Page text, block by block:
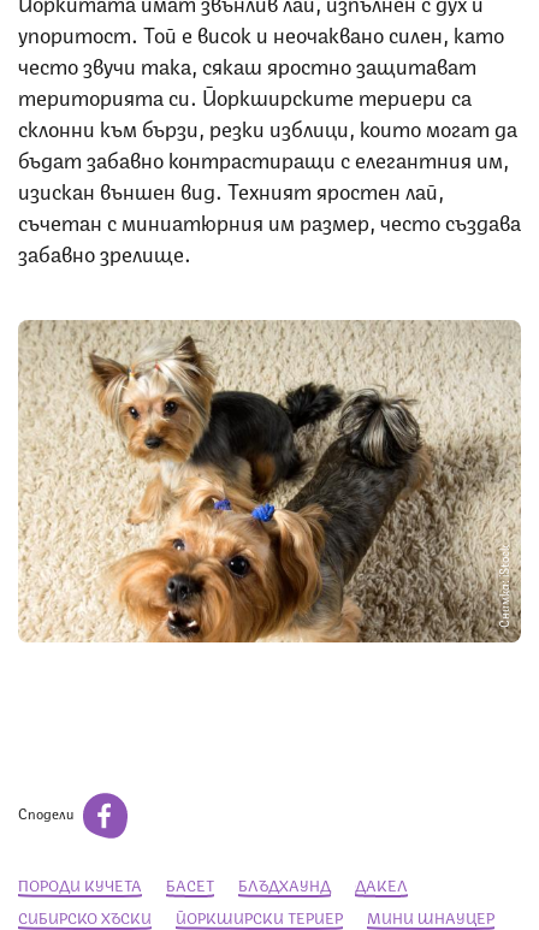
упоритост. Той е висок и неочаквано силен, като
често звучи така, сякаш яростно защитават
територията си. Йоркширските териери са
склонни към бързи, резки изблици, които могат да
бъдат забавно контрастиращи с елегантния им,
изискан външен вид. Техният яростен лай,
съчетан с миниатюрния им размер, често създава
забавно зрелище.
Снимка: iStock
Сподели
ПОРОДИ КУЧЕТА БАСЕТ БЛЪДХАУНД
ДАКЕЛ
СИБИРСКО ХЪСКИ
ЙОРКШИРСКИ ТЕРИЕР
МИНИ ШНАУЦЕР